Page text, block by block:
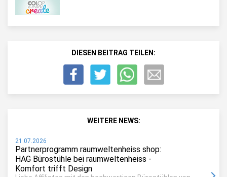
DIESEN BEITRAG TEILEN:
WEITERE NEWS:
21.07.2026
Partnerprogramm raumweltenheiss shop:
HAG Bürostühle bei raumweltenheiss -
Komfort trifft Design